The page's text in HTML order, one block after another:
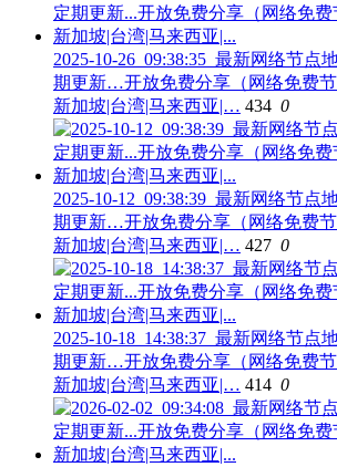
2025-10-26_09:38:35_最新网络节
期更新…开放免费分享（网络免费
新加坡|台湾|马来西亚|… 434 0
2025-10-12_09:38:39_最新网络节
期更新…开放免费分享（网络免费
新加坡|台湾|马来西亚|… 427 0
2025-10-18_14:38:37_最新网络节
期更新…开放免费分享（网络免费
新加坡|台湾|马来西亚|… 414 0